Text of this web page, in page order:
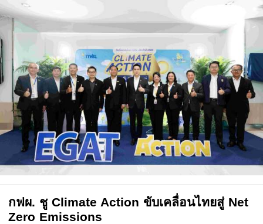
กฟผ. ชู Climate Action ขับเคลื่อนไทยสู่ Net
Zero Emissions